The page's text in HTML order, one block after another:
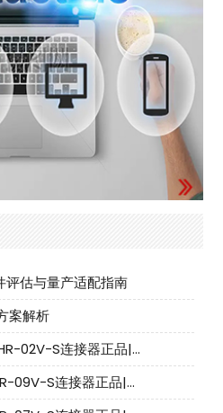
估与量产适配指南
案解析
JST连接器-提供JST NSHR-02V-S连接器正品|替代品
JST连接器-提供JST GHR-09V-S连接器正品|替代品